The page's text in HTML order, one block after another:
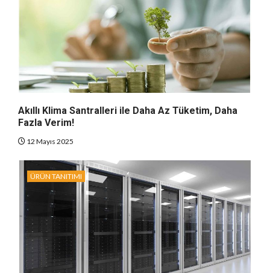
Akıllı Klima Santralleri ile Daha Az Tüketim, Daha
Fazla Verim!
12 Mayıs 2025
ÜRÜN TANITIMI